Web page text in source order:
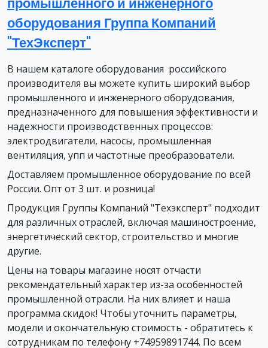
оборудования Группа Компаний
"ТехЭксперт"
В нашем каталоге оборудования российского
производителя вы можете купить широкий выбор
промышленного и инженерного оборудования,
предназначенного для повышения эффективности и
надежности производственных процессов:
электродвигатели, насосы, промышленная
вентиляция, упп и частотные преобразователи.
Доставляем промышленное оборудование по всей
России. Опт от 3 шт. и розница!
Продукция Группы Компаний "Техэксперт" подходит
для различных отраслей, включая машиностроение,
энергетический сектор, строительство и многие
другие.
Цены на товары магазине носят отчасти
рекомендательный характер из-за особенностей
промышленной отрасли. На них влияет и наша
программа скидок! Чтобы уточнить параметры,
модели и окончательную стоимость - обратитесь к
сотрудникам по телефону +74959891744. По всем